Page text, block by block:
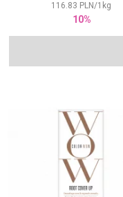
116.83 PLN/1 kg
10%